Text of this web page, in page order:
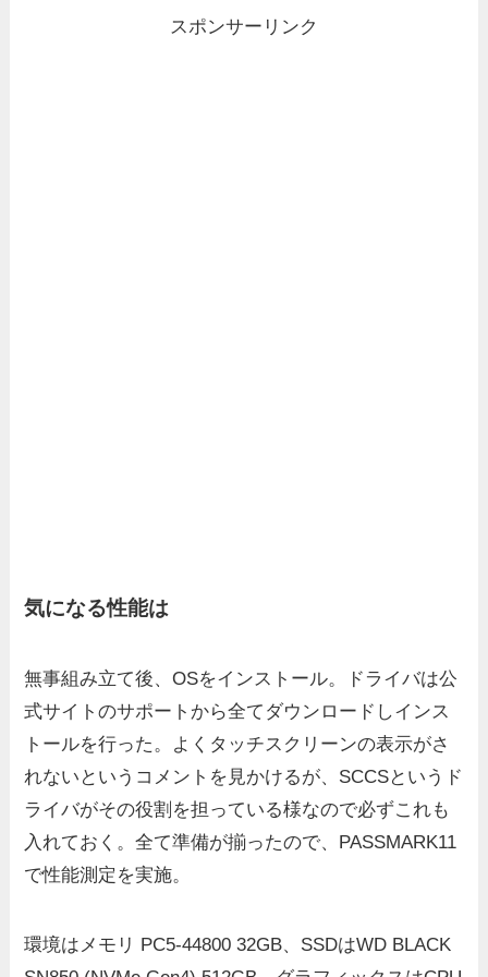
スポンサーリンク
気になる性能は
無事組み立て後、OSをインストール。ドライバは公
式サイトのサポートから全てダウンロードしインス
トールを行った。よくタッチスクリーンの表示がさ
れないというコメントを見かけるが、SCCSというド
ライバがその役割を担っている様なので必ずこれも
入れておく。全て準備が揃ったので、PASSMARK11
で性能測定を実施。
環境はメモリ PC5-44800 32GB、SSDはWD BLACK